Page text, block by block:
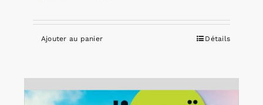
Ajouter au panier Détails